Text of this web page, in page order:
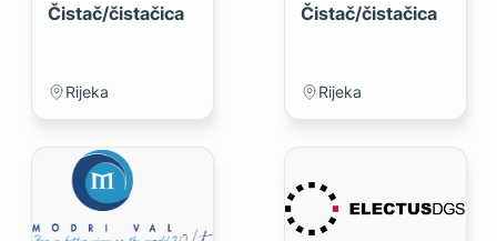
Čistač/čistačica
Rijeka
Čistač/čistačica
Rijeka